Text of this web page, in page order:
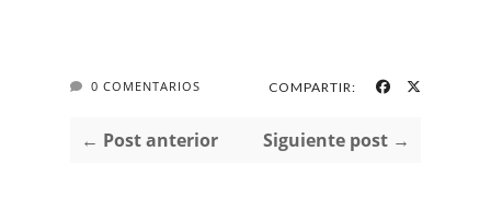
0 COMENTARIOS COMPARTIR:
← Post anterior Siguiente post →